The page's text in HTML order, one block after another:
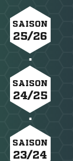
SAISON
25/26
SAISON
24/25
SAISON
23/24